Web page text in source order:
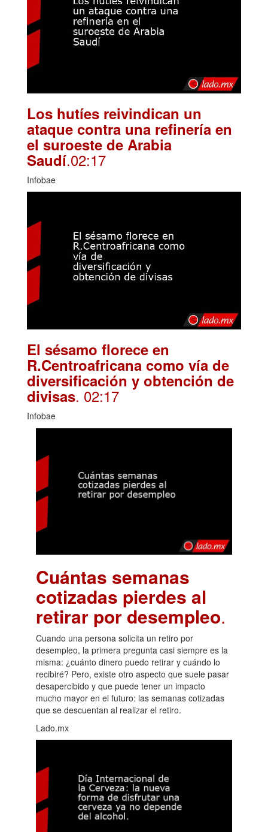
Los hutíes reivindican un
ataque contra una refinería en
el suroeste de Arabia
Saudí.02:17
Infobae
El sésamo florece en
R.Centroafricana como vía de
diversificación y obtención de
divisas. 02:17
Infobae
Cuántas semanas
cotizadas pierdes al
retirar por desempleo.
Cuando una persona solicita un retiro por
desempleo, la primera pregunta casi siempre es la
misma: ¿cuánto dinero puedo retirar y cuándo lo
recibiré? Pero, existe otro aspecto que suele pasar
desapercibido y que puede tener un impacto
mucho mayor en el futuro: las semanas cotizadas
que se descuentan al realizar el retiro.
Lado.mx